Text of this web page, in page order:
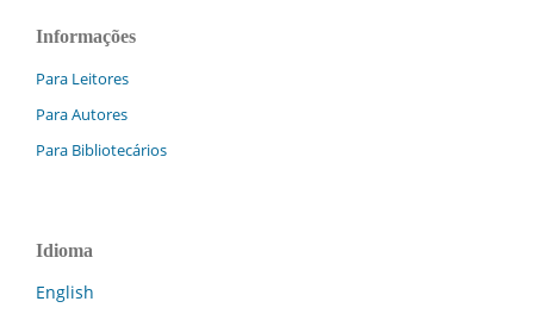
Informações
Para Leitores
Para Autores
Para Bibliotecários
Idioma
English